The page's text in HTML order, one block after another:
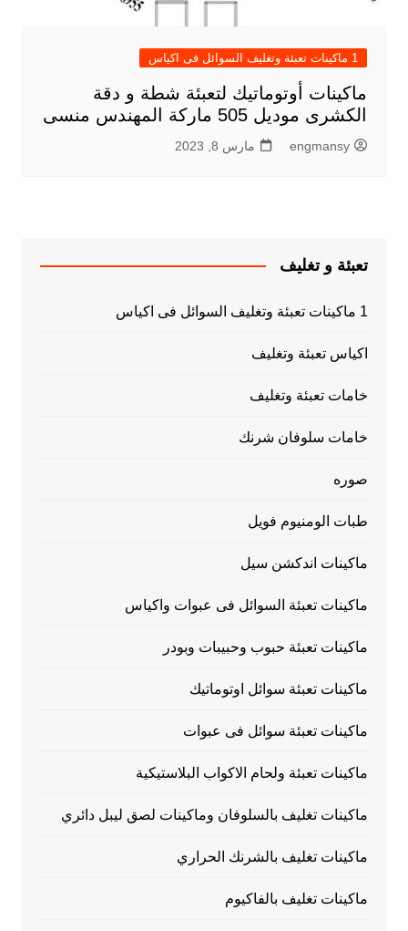
1 ماكينات تعبئة وتغليف السوائل فى اكياس
ماكينات أوتوماتيك لتعبئة شطة و دقة
الكشرى موديل 505 ماركة المهندس منسى
engmansy مارس 8, 2023
تعبئة و تغليف
1 ماكينات تعبئة وتغليف السوائل فى اكياس
اكياس تعبئة وتغليف
خامات تعبئة وتغليف
خامات سلوفان شرنك
صوره
طبات الومنيوم فويل
ماكينات اندكشن سيل
ماكينات تعبئة السوائل فى عبوات واكياس
ماكينات تعبئة حبوب وحبيبات وبودر
ماكينات تعبئة سوائل اوتوماتيك
ماكينات تعبئة سوائل فى عبوات
ماكينات تعبئة ولحام الاكواب البلاستيكية
ماكينات تغليف بالسلوفان وماكينات لصق ليبل دائري
ماكينات تغليف بالشرنك الحراري
ماكينات تغليف بالفاكيوم